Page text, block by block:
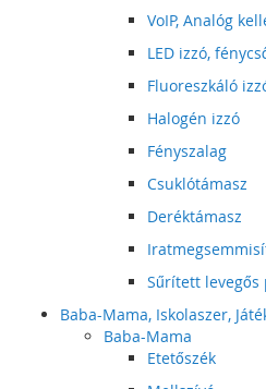
VoIP, Analóg
LED izzó,
Fluoreszkáló
Halogén izzó
Fényszalag
Csuklótámasz
Deréktámasz
Sűrített
Baba-Mama, Iskolaszer,
Baba-Mama
Etetőszék